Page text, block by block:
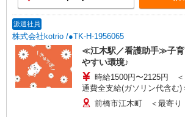
派遣社員
株式会社kotrio /●TK-H-1956065
≪江木駅／看護助手≫子育
やすい環境♪
時給1500円〜2125円
通費全支給(ガソリン代含む)
前橋市江木町 ＜最寄り